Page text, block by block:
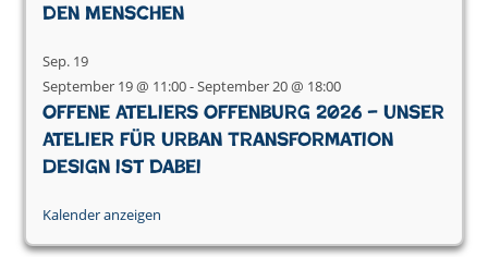
den Menschen
Sep. 19
September 19 @ 11:00-September 20 @ 18:00
Offene Ateliers Offenburg 2026 – Unser
Atelier für Urban Transformation
Design ist dabei
Kalender anzeigen